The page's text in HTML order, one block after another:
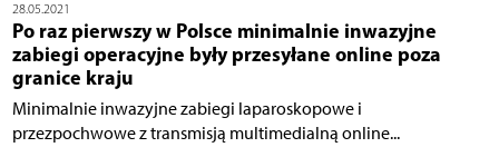
28.05.2021
Po raz pierwszy w Polsce minimalnie inwazyjne
zabiegi operacyjne były przesyłane online poza
granice kraju
Minimalnie inwazyjne zabiegi laparoskopowe i
przezpochwowe z transmisją multimedialną online...